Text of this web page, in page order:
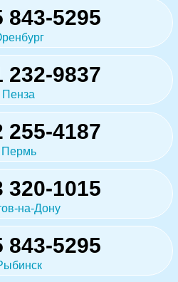
843-5295
232-9837
Пенза
255-4187
Пермь
320-1015
на-Дону
843-5295